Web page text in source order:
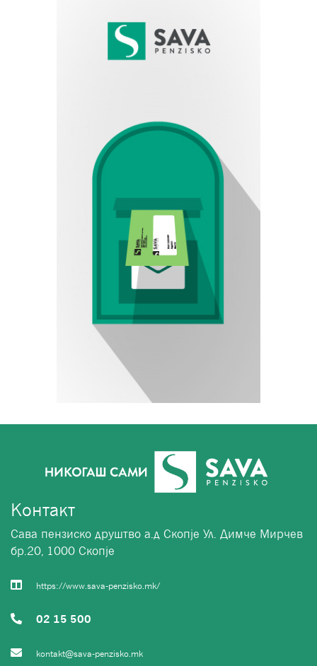
Контакт
Сава пензиско друштво а.д Скопје Ул. Димче Мирчев
бр.20, 1000 Скопје
https://www.sava-penzisko.mk/
02 15 500
kontakt@sava-penzisko.mk